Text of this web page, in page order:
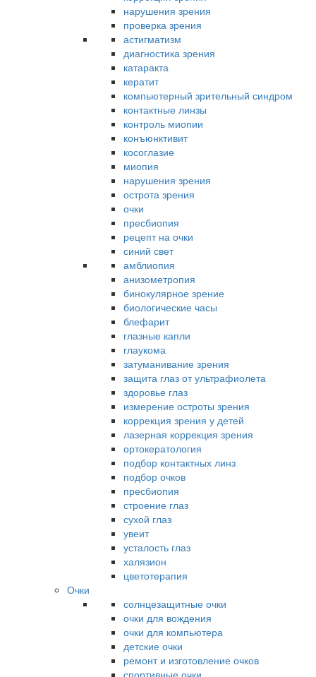
нарушения зрения
проверка зрения
астигматизм
диагностика зрения
катаракта
кератит
компьютерный зрительный синдром
контактные линзы
контроль миопии
конъюнктивит
косоглазие
миопия
нарушения зрения
острота зрения
очки
пресбиопия
рецепт на очки
синий свет
амблиопия
анизометропия
бинокулярное зрение
биологические часы
блефарит
глазные капли
глаукома
затуманивание зрения
защита глаз от ультрафиолета
здоровье глаз
измерение остроты зрения
коррекция зрения у детей
лазерная коррекция зрения
ортокератология
подбор контактных линз
подбор очков
пресбиопия
строение глаз
сухой глаз
увеит
усталость глаз
халязион
цветотерапия
Очки
солнцезащитные очки
очки для вождения
очки для компьютера
детские очки
ремонт и изготовление очков